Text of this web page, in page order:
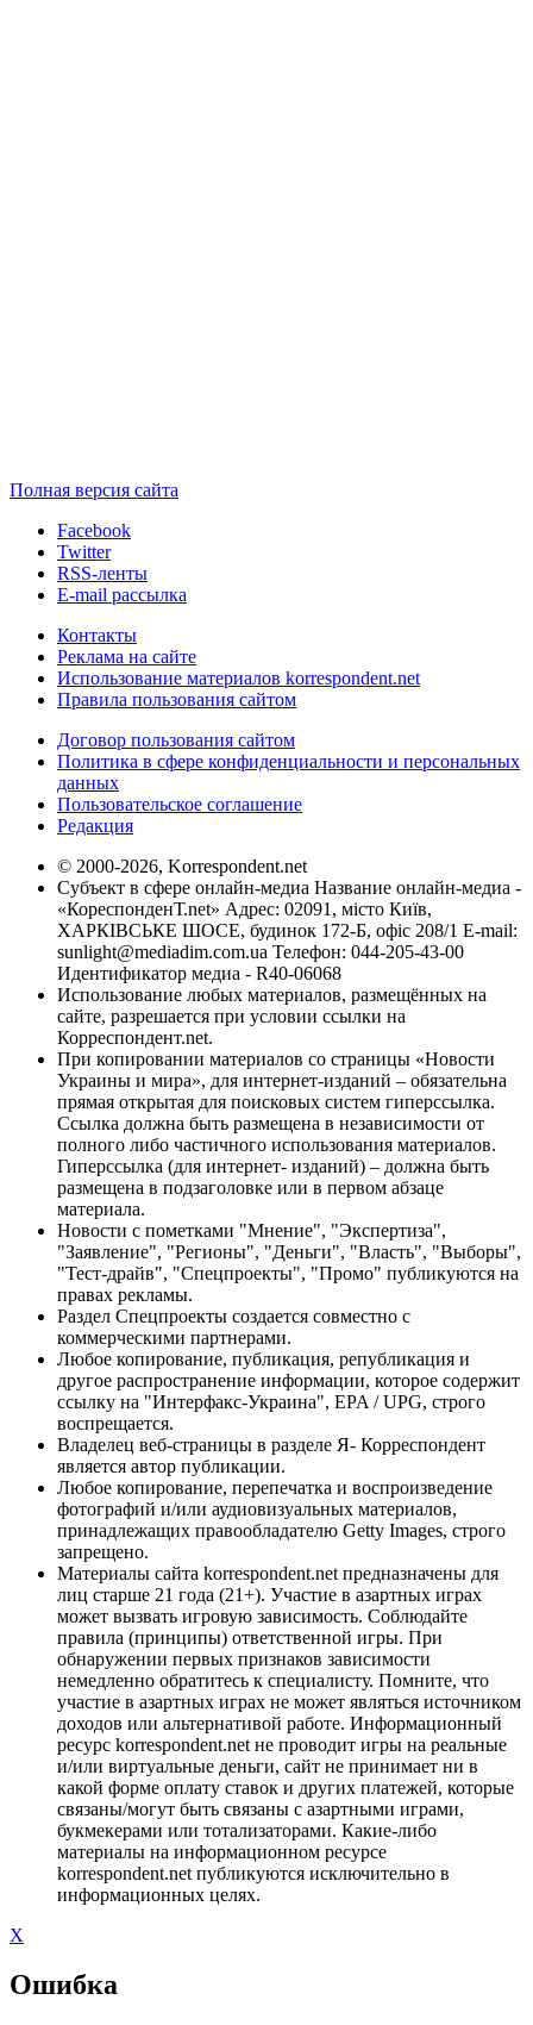
Полная версия сайта
Facebook
Twitter
RSS-ленты
E-mail рассылка
Контакты
Реклама на сайте
Использование материалов korrespondent.net
Правила пользования сайтом
Договор пользования сайтом
Политика в сфере конфиденциальности и персональных
данных
Пользовательское соглашение
Редакция
© 2000-2026, Korrespondent.net
Субъект в сфере онлайн-медиа Название онлайн-медиа -
«КореспонденТ.net» Адрес: 02091, місто Київ,
ХАРКІВСЬКЕ ШОСЕ, будинок 172-Б, офіс 208/1 E-mail:
sunlight@mediadim.com.ua Телефон: 044-205-43-00
Идентификатор медиа - R40-06068
Использование любых материалов, размещённых на
сайте, разрешается при условии ссылки на
Корреспондент.net.
При копировании материалов со страницы «Новости
Украины и мира», для интернет-изданий – обязательна
прямая открытая для поисковых систем гиперссылка.
Ссылка должна быть размещена в независимости от
полного либо частичного использования материалов.
Гиперссылка (для интернет- изданий) – должна быть
размещена в подзаголовке или в первом абзаце
материала.
Новости с пометками "Мнение", "Экспертиза",
"Заявление", "Регионы", "Деньги", "Власть", "Выборы",
"Тест-драйв", "Спецпроекты", "Промо" публикуются на
правах рекламы.
Раздел Спецпроекты создается совместно с
коммерческими партнерами.
Любое копирование, публикация, републикация и
другое распространение информации, которое содержит
ссылку на "Интерфакс-Украина", EPA / UPG, строго
воспрещается.
Владелец веб-страницы в разделе Я- Корреспондент
является автор публикации.
Любое копирование, перепечатка и воспроизведение
фотографий и/или аудиовизуальных материалов,
принадлежащих правообладателю Getty Images, строго
запрещено.
Материалы сайта korrespondent.net предназначены для
лиц старше 21 года (21+). Участие в азартных играх
может вызвать игровую зависимость. Соблюдайте
правила (принципы) ответственной игры. При
обнаружении первых признаков зависимости
немедленно обратитесь к специалисту. Помните, что
участие в азартных играх не может являться источником
доходов или альтернативой работе. Информационный
ресурс korrespondent.net не проводит игры на реальные
и/или виртуальные деньги, сайт не принимает ни в
какой форме оплату ставок и других платежей, которые
связаны/могут быть связаны с азартными играми,
букмекерами или тотализаторами. Какие-либо
материалы на информационном ресурсе
korrespondent.net публикуются исключительно в
информационных целях.
X
Ошибка